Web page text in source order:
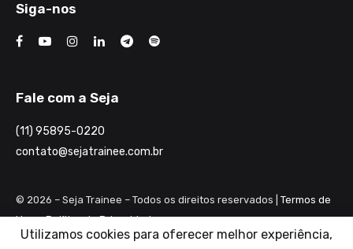
Siga-nos
Fale com a Seja
(11) 95895-0220
contato@sejatrainee.com.br
© 2026 – Seja Trainee – Todos os direitos reservados | Termos de
Uso e Política de Privacidade
Razão Social: Seja seu Potencial Desenvolvimento Profissional
Utilizamos cookies para oferecer melhor experiência,